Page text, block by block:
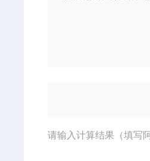
请输入计算结果（填写